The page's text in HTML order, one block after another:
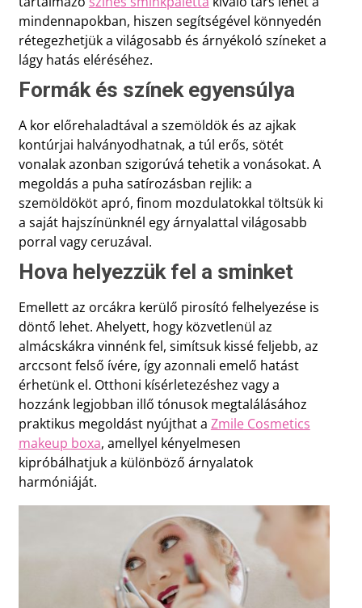
mindennapokban, hiszen segítségével könnyedén
rétegezhetjük a világosabb és árnyékoló színeket a
lágy hatás eléréséhez.
Formák és színek egyensúlya
A kor előrehaladtával a szemöldök és az ajkak
kontúrjai halványodhatnak, a túl erős, sötét
vonalak azonban szigorúvá tehetik a vonásokat. A
megoldás a puha satírozásban rejlik: a
szemöldököt apró, finom mozdulatokkal töltsük ki
a saját hajszínünknél egy árnyalattal világosabb
porral vagy ceruzával.
Hova helyezzük fel a sminket
Emellett az orcákra kerülő pirosító felhelyezése is
döntő lehet. Ahelyett, hogy közvetlenül az
almácskákra vinnénk fel, simítsuk kissé feljebb, az
arccsont felső ívére, így azonnali emelő hatást
érhetünk el. Otthoni kísérletezéshez vagy a
hozzánk legjobban illő tónusok megtalálásához
praktikus megoldást nyújthat a ZmileCosmetics
makeup boxa, amellyel kényelmesen
kipróbálhatjuk a különböző árnyalatok
harmóniáját.